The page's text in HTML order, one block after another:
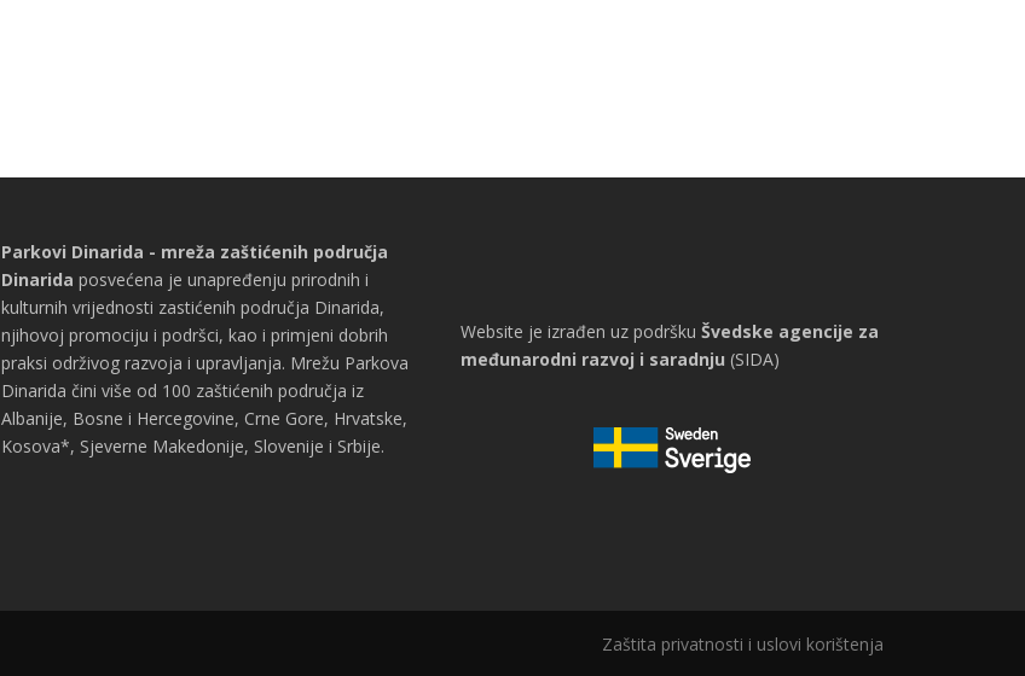
Parkovi Dinarida - mreža zaštićenih područja
Dinarida posvećena je unapređenju prirodnih i
kulturnih vrijednosti zastićenih područja Dinarida,
njihovoj promociju i podršci, kao i primjeni dobrih
praksi održivog razvoja i upravljanja. Mrežu Parkova
Dinarida čini više od 100 zaštićenih područja iz
Albanije, Bosne i Hercegovine, Crne Gore, Hrvatske,
Kosova*, Sjeverne Makedonije, Slovenije i Srbije.
Website je izrađen uz podršku Švedske agencije za
međunarodni razvoj i saradnju (SIDA)
Zaštita privatnosti i uslovi korištenja